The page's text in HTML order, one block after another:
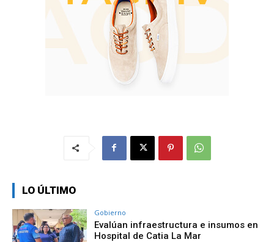
LO ÚLTIMO
Gobierno
Evalúan infraestructura e insumos en
Hospital de Catia La Mar